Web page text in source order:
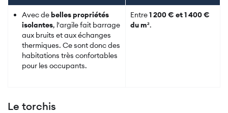
Avec debelles propriétés
isolantes, l'argile fait barrage
aux bruits et aux échanges
thermiques. Ce sont donc des
habitations très confortables
pour les occupants.
Entre1 200 € et 1 400 €
du m².
Le torchis